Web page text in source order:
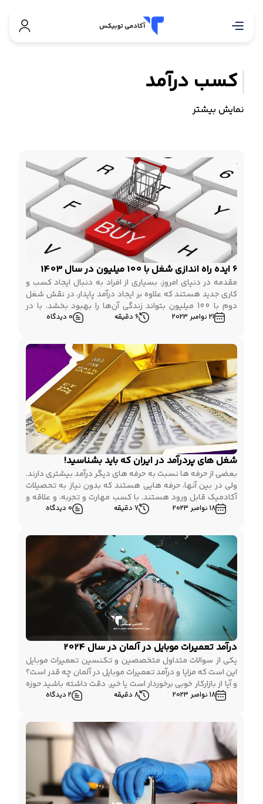
کسب درآمد
نمایش بیشتر
6 ایده راه اندازی شغل با 100 میلیون در سال 1403
مقدمه در دنیای امروز، بسیاری از افراد به دنبال ایجاد کسب و
کاری جدید هستند که علاوه بر ایجاد درآمد پایدار، در نقش شغل
دوم با 100 میلیون بتواند زندگی آن‌ها را بهبود بخشد. با در
اختیار داشتن چنین سرمایه‌ای و انتخاب ایده‌های مناسب، شما
21 نوامبر 2023 6 دقیقه 0 دیدگاه
شغل های پردرآمد در ایران که باید بشناسید!
بعضی از حرفه ها نسبت به حرفه های دیگر درآمد بیشتری دارند.
ولی در بین آنها، حرفه هایی هستند که بدون نیاز به تحصیلات
آکادمیک قابل ورود هستند. با کسب مهارت و تجربه، و علاقه و
پشتکار می توانید وارد این حرفه ها شده و آینده خود را بسازید.
18 نوامبر 2023 7 دقیقه 0 دیدگاه
درآمد تعمیرات موبایل در آلمان در سال 2024
یکی از سوالات متداول متخصصین و تکنسین تعمیرات موبایل
این است که مزایا و درآمد تعمیرات موبایل در آلمان چه قدر است؟
و آیا از بازارکار خوبی برخوردار است یا خیر. دقت داشته باشید حوزه
تعمیرات موبایل به علت پویا بودن و تحول به صورت سالانه در
18 نوامبر 2023 8 دقیقه 2 دیدگاه